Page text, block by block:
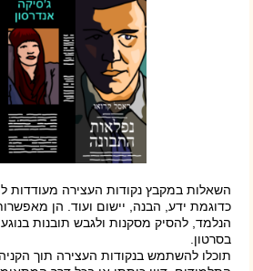
השאלות במקבץ נקודות העצירה מעודדות
כדוגמת ידע, הבנה, יישום ועוד. הן
הנלמד, להסיק מסקנות ולגבש תובנות בנוגע
בסרטון.
תוכלו להשתמש בנקודות העצירה תוך